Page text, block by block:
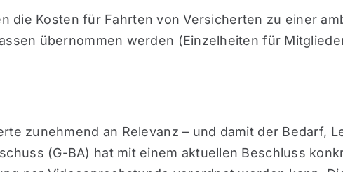
die Kosten für Fahrten von Versicherten zu einer
übernommen werden (Einzelheiten für
zunehmend an Relevanz – und damit der Bedarf,
(G-BA) hat mit einem aktuellen Beschluss